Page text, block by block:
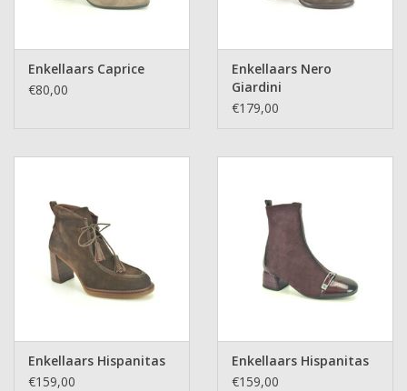
Enkellaars Caprice
€80,00
Enkellaars Nero
Giardini
€179,00
Enkellaars Hispanitas
€159,00
Enkellaars Hispanitas
€159,00